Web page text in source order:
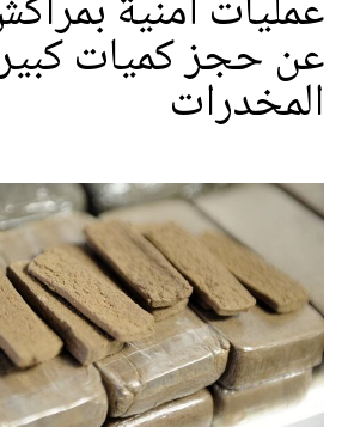
عن حجز كميات
المخدرات